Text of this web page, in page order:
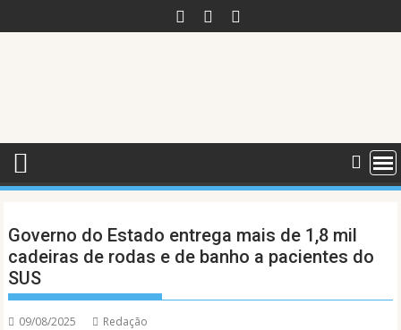
to
Governo do Estado entrega mais de 1,8 mil
cadeiras de rodas e de banho a pacientes do
SUS
09/08/2025 Redação